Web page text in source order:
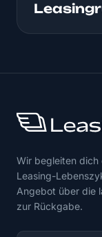
Wir begleiten dich
Leasing-
Angebot über die
zur Rückgabe.